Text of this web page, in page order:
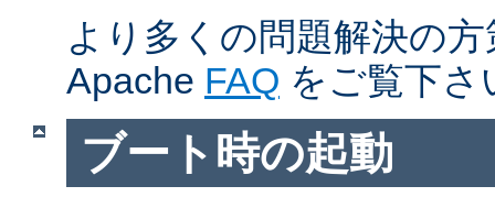
より多くの問題解決の
Apache FAQ をご覧下さ
ブート時の起動